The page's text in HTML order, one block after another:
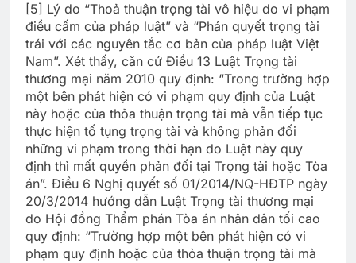
[5] Lý do “Thoả thuận trọng tài vô hiệu do vi phạm
điều cấm của pháp luật” và “Phán quyết trọng tài
trái với các nguyên tắc cơ bản của pháp luật Việt
Nam”. Xét thấy, căn cứ Điều 13 Luật Trọng tài
thương mại năm 2010 quy định: “Trong trường hợp
một bên phát hiện có vi phạm quy định của Luật
này hoặc của thỏa thuận trọng tài mà vẫn tiếp tục
thực hiện tố tụng trọng tài và không phản đối
những vi phạm trong thời hạn do Luật này quy
định thì mất quyền phản đối tại Trọng tài hoặc Tòa
án”. Điều 6 Nghị quyết số 01/2014/NQ-HĐTP ngày
20/3/2014 hướng dẫn Luật Trọng tài thương mại
do Hội đồng Thẩm phán Tòa án nhân dân tối cao
quy định: “Trường hợp một bên phát hiện có vi
phạm quy định hoặc của thỏa thuận trọng tài mà